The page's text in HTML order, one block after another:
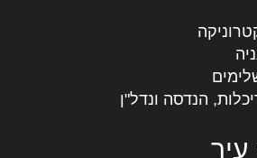
הנדסה ונדל"ן
עיר